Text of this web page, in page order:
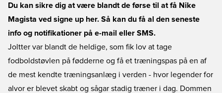
Du kan sikre dig at være blandt de førse til at få Nike
Magista ved signe up her. Så kan du få al den seneste
info og notifikationer på e-mail eller SMS.
Joltter var blandt de heldige, som fik lov at tage
fodboldstøvlen på fødderne og få et træningspas på en af
de mest kendte træningsanlæg i verden - hvor legender for
alvor er blevet skabt og sågar stadig træner i dag. Dommen